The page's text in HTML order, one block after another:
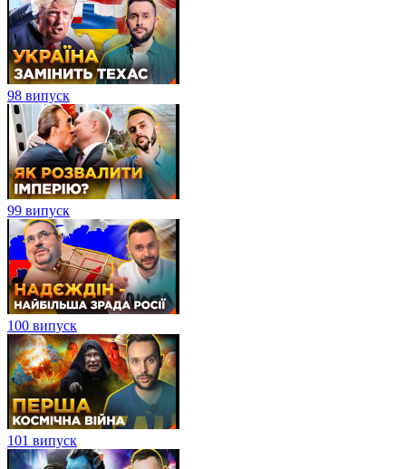
98 випуск
99 випуск
100 випуск
101 випуск